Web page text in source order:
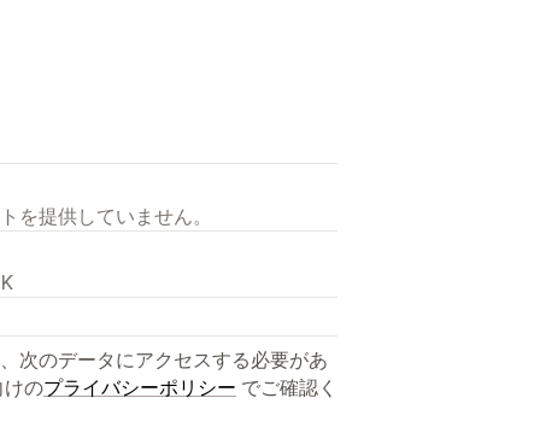
を提供していません。
次のデータにアクセスする必要があ
けのプライバシーポリシー でご確認く